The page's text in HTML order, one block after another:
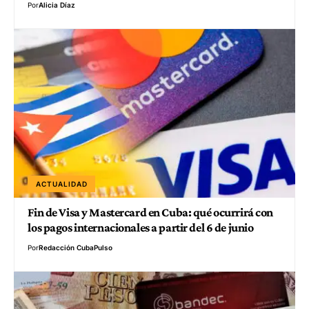
PorAlicia Díaz
ACTUALIDAD
Fin de Visa y Mastercard en Cuba: qué ocurrirá con
los pagos internacionales a partir del 6 de junio
PorRedacción CubaPulso